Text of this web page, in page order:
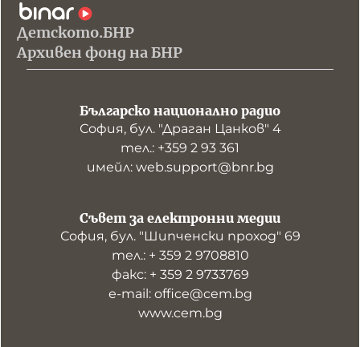
Детското.БНР
Архивен фонд на БНР
Българско национално радио
София, бул. "Драган Цанков" 4
тел.: +359 2 93 361
имейл: web.support@bnr.bg
Съвет за електронни медии
София, бул. "Шипченски проход" 69
тел.: + 359 2 9708810
факс: + 359 2 9733769
е-mail: office@cem.bg
www.cem.bg